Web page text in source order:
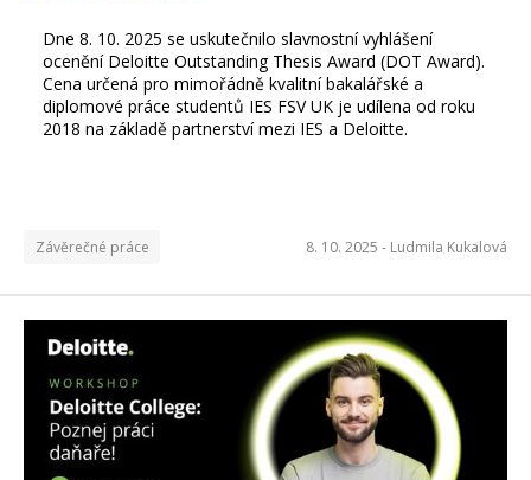
Dne 8. 10. 2025 se uskutečnilo slavnostní vyhlášení
ocenění Deloitte Outstanding Thesis Award (DOT Award).
Cena určená pro mimořádně kvalitní bakalářské a
diplomové práce studentů IES FSV UK je udílena od roku
2018 na základě partnerství mezi IES a Deloitte.
Závěrečné práce 8. 10. 2025 - Ludmila Kukalová